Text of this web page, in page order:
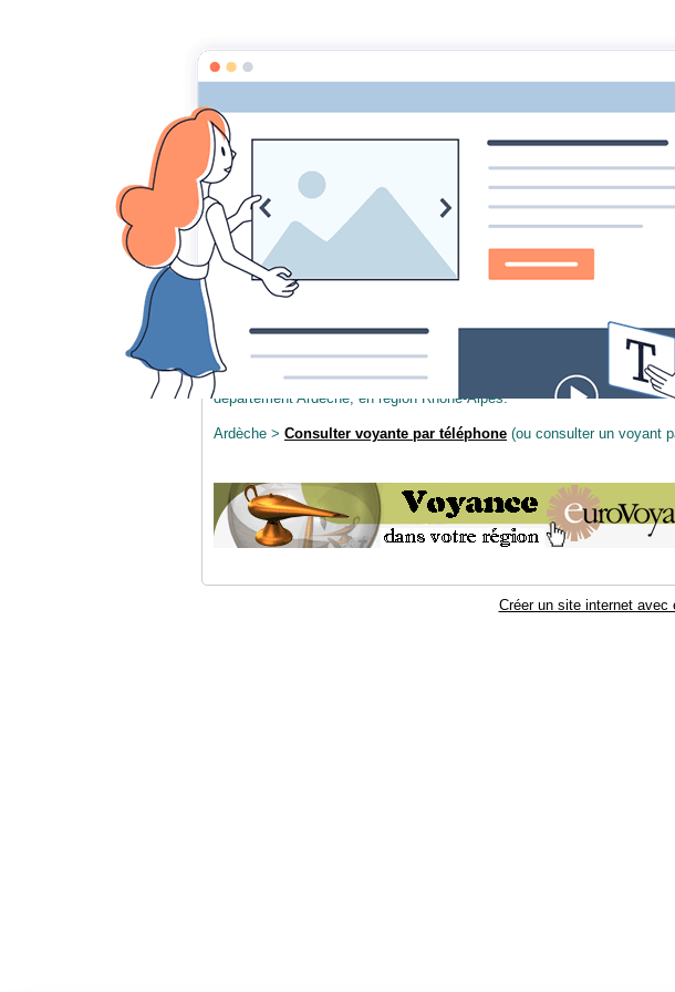
Accueil Voyance
Accueil .fr Voyance Ardèche 07 voyante voyant médium à
Voyance Ardèche 07 voyante
Rhône, etc
Consulter voyante par téléphone
Voyance par téléphonedans le département 07 voyance en Ardèche
département Ardèche, en région Rhône-Alpes.
Ardèche > Consulter voyante par téléphone (ou consulter un voyant
Créer un site internet avec